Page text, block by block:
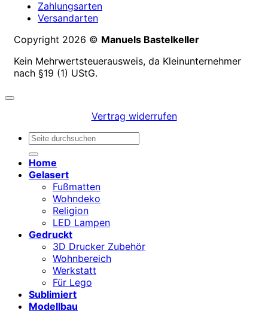
Zahlungsarten
Versandarten
Copyright 2026 © Manuels Bastelkeller
Kein Mehrwertsteuerausweis, da Kleinunternehmer
nach §19 (1) UStG.
Vertrag widerrufen
Suchen
Home
Gelasert
Fußmatten
Wohndeko
Religion
LED Lampen
Gedruckt
3D Drucker Zubehör
Wohnbereich
Werkstatt
Für Lego
Sublimiert
Modellbau